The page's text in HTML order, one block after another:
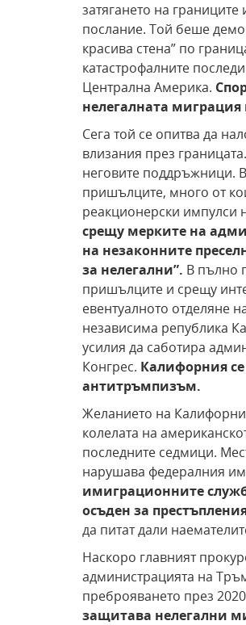
затягането на
послание. Той беше
красива стена” по
катастрофалните
Централна Америка.
нелегалната миграция
Сега той се опитва да
влизания през
неговите поддръжници.
пришълците, много от
реакционерски импулси
срещу мерките на
на незаконните
за нелегални”. В пълно
пришълците и срещу
евентуалното отделяне
независима република
усилия да саботира
Конгрес. Калифорния
антитръмпизъм.
Желанието на
колелата на
последните седмици.
нарушава федералния
имиграционните
осъден за
да питат дали
Наскоро главният
администрацията на
преброяването през 2020
защитава нелегални